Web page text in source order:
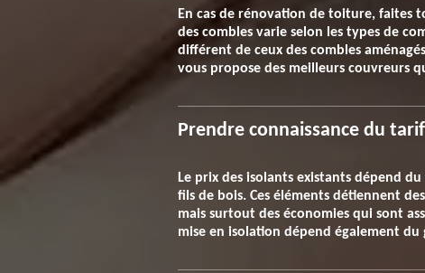
En cas de rénovation de toiture, faites
des combles varie selon les types de
différent de ceux des combles
vous propose des meilleurs couvreurs
Prendre connaissance du
Le prix des isolants existants dépend
fils de bois. Ces éléments détiennent
mais surtout des économies qui sont
mise en isolation dépend également du